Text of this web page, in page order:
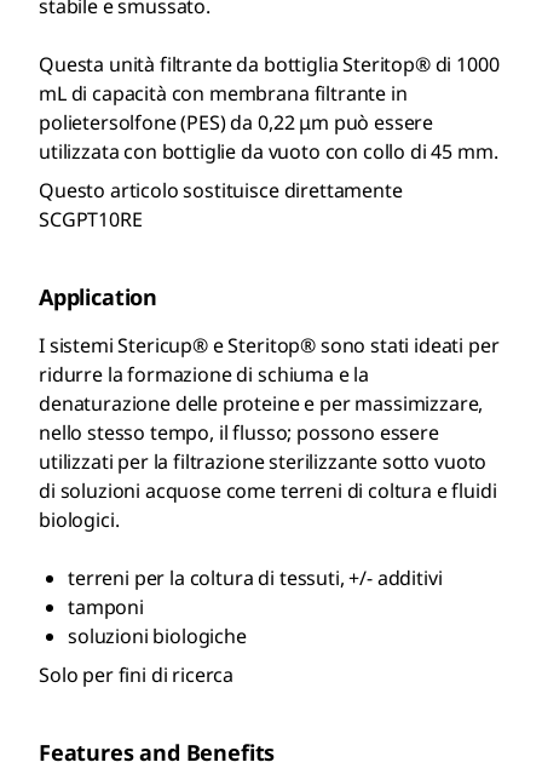
stabile e smussato.
Questa unità filtrante da bottiglia Steritop® di 1000
mL di capacità con membrana filtrante in
polietersolfone (PES) da 0,22 μm può essere
utilizzata con bottiglie da vuoto con collo di 45 mm.
Questo articolo sostituisce direttamente
SCGPT10RE
Application
I sistemi Stericup® e Steritop® sono stati ideati per
ridurre la formazione di schiuma e la
denaturazione delle proteine e per massimizzare,
nello stesso tempo, il flusso; possono essere
utilizzati per la filtrazione sterilizzante sotto vuoto
di soluzioni acquose come terreni di coltura e fluidi
biologici.
terreni per la coltura di tessuti, +/- additivi
tamponi
soluzioni biologiche
Solo per fini di ricerca
Features and Benefits